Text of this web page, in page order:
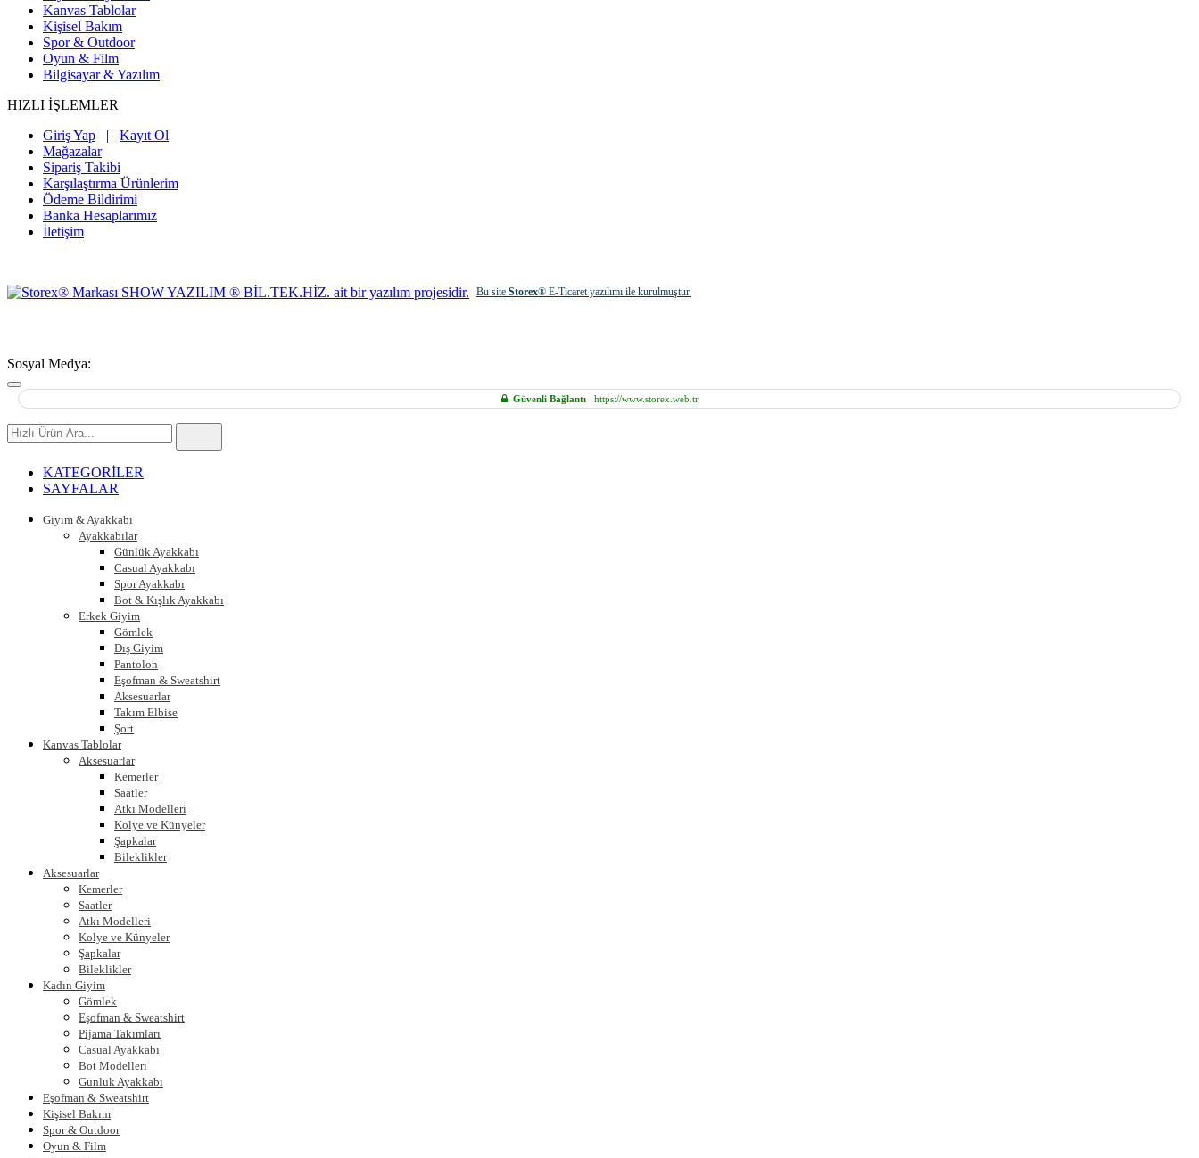
Kanvas Tablolar
Kişisel Bakım
Spor & Outdoor
Oyun & Film
Bilgisayar & Yazılım
HIZLI İŞLEMLER
Giriş Yap | Kayıt Ol
Mağazalar
Sipariş Takibi
Karşılaştırma Ürünlerim
Ödeme Bildirimi
Banka Hesaplarımız
İletişim
Bu site Storex® E-Ticaret yazılımı ile kurulmuştur.
Sosyal Medya:
Güvenli Bağlantıhttps://www.storex.web.tr
Hızlı
Ürün
KATEGORİLER
SAYFALAR
Giyim & Ayakkabı
Ayakkabılar
Günlük Ayakkabı
Casual Ayakkabı
Spor Ayakkabı
Bot & Kışlık Ayakkabı
Erkek Giyim
Gömlek
Dış Giyim
Pantolon
Eşofman & Sweatshirt
Aksesuarlar
Takım Elbise
Şort
Kanvas Tablolar
Aksesuarlar
Kemerler
Saatler
Atkı Modelleri
Kolye ve Künyeler
Şapkalar
Bileklikler
Aksesuarlar
Kemerler
Saatler
Atkı Modelleri
Kolye ve Künyeler
Şapkalar
Bileklikler
Kadın Giyim
Gömlek
Eşofman & Sweatshirt
Pijama Takımları
Casual Ayakkabı
Bot Modelleri
Günlük Ayakkabı
Eşofman & Sweatshirt
Kişisel Bakım
Spor & Outdoor
Oyun & Film